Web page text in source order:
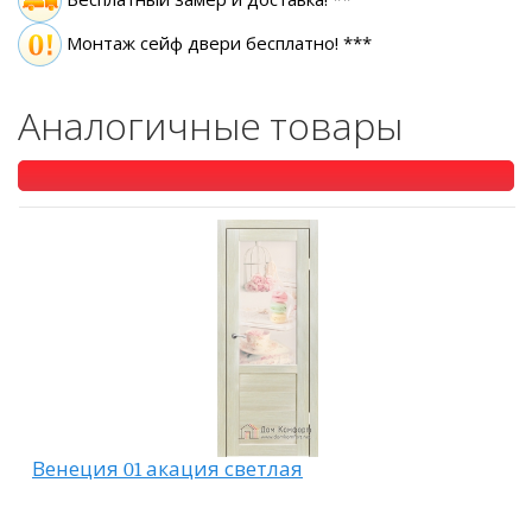
Монтаж сейф двери бесплатно! ***
Аналогичные товары
Венеция 01 акация светлая